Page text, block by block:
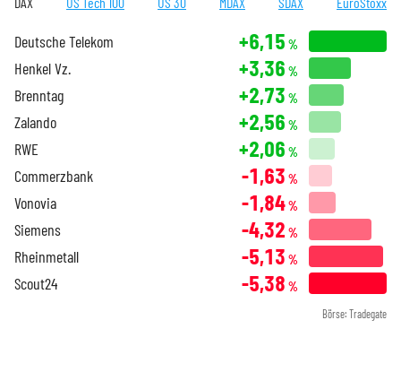
Deutsche Telekom +6,15 %
Henkel Vz. +3,36 %
Brenntag +2,73 %
Zalando +2,56 %
RWE +2,06 %
Commerzbank -1,63 %
Vonovia -1,84%
Siemens -4,32 %
Rheinmetall -5,13 %
Scout24 -5,38 %
Börse: Tradegate